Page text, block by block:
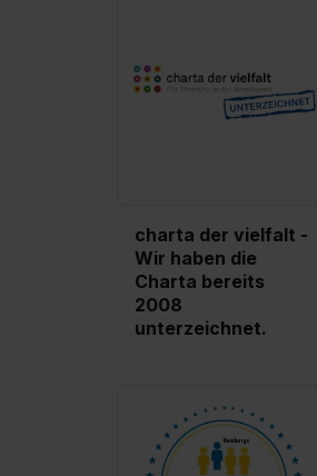
charta der vielfalt -
Wir haben die
Charta bereits
2008
unterzeichnet.